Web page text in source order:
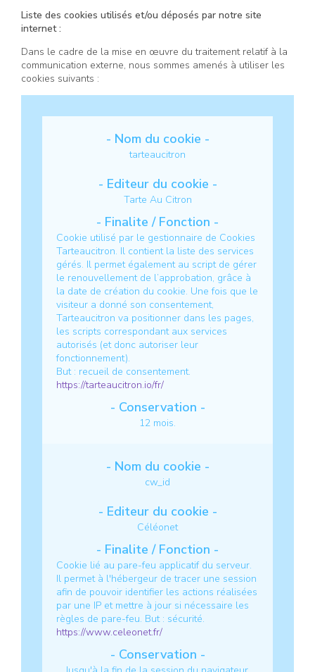
Liste des cookies utilisés et/ou déposés par notre site
internet :
Dans le cadre de la mise en œuvre du traitement relatif à la
communication externe, nous sommes amenés à utiliser les
cookies suivants :
tarteaucitron
Tarte Au Citron
Cookie utilisé par le gestionnaire de Cookies
Tarteaucitron. Il contient la liste des services
gérés. Il permet également au script de gérer
le renouvellement de l’approbation, grâce à
la date de création du cookie. Une fois que le
visiteur a donné son consentement,
Tarteaucitron va positionner dans les pages,
les scripts correspondant aux services
autorisés (et donc autoriser leur
fonctionnement).
But : recueil de consentement.
https://tarteaucitron.io/fr/
12 mois.
cw_id
Céléonet
Cookie lié au pare-feu applicatif du serveur.
Il permet à l'hébergeur de tracer une session
afin de pouvoir identifier les actions réalisées
par une IP et mettre à jour si nécessaire les
règles de pare-feu. But : sécurité.
https://www.celeonet.fr/